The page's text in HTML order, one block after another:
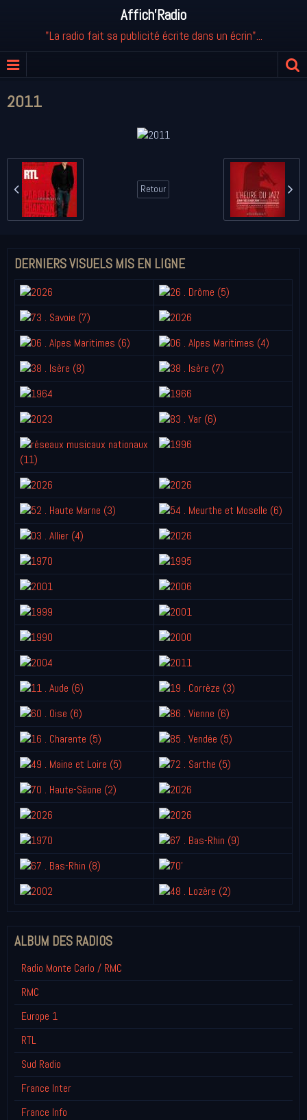
Affich'Radio
"La radio fait sa publicité écrite dans un écrin"...
2011
Retour
DERNIERS VISUELS MIS EN LIGNE
ALBUM DES RADIOS
Radio Monte Carlo / RMC
RMC
Europe 1
RTL
Sud Radio
France Inter
France Info